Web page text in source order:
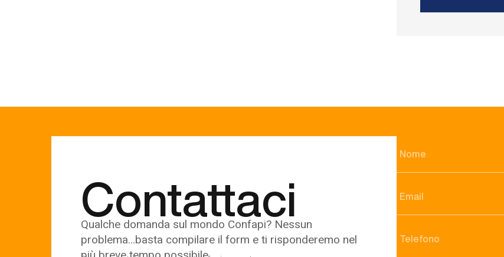
Contattaci
Qualche domanda sul mondo Confapi? Nessun
problema…basta compilare il form e ti risponderemo nel